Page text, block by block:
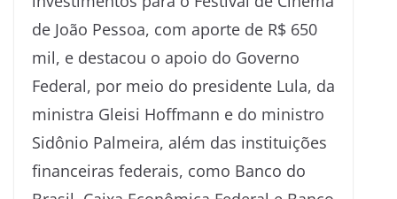
de João Pessoa, com aporte de R$ 650
mil, e destacou o apoio do Governo
Federal, por meio do presidente Lula, da
ministra Gleisi Hoffmann e do ministro
Sidônio Palmeira, além das instituições
financeiras federais, como Banco do